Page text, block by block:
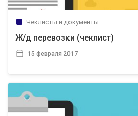
Чеклисты и документы
Ж/д перевозки (чеклист)
15 февраля 2017